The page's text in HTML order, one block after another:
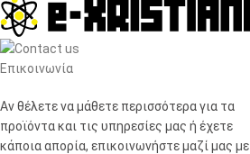
Επικοινωνία
Αν θέλετε να μάθετε περισσότερα για τα
προϊόντα και τις υπηρεσίες μας ή έχετε
κάποια απορία, επικοινωνήστε μαζί μας με